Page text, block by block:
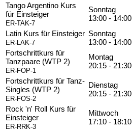
Tango Argentino Kurs
für Einsteiger
ER-TAK-7
Sonntag
13:00 - 14:00
Latin Kurs für Einsteiger
ER-LAK-7
Sonntag
13:00 - 14:00
Fortschrittkurs für
Tanzpaare (WTP 2)
ER-FOP-1
Montag
20:15 - 21:30
Fortschrittkurs für Tanz-
Singles (WTP 2)
ER-FOS-2
Dienstag
20:15 - 21:30
Rock 'n' Roll Kurs für
Einsteiger
ER-RRK-3
Mittwoch
17:10 - 18:10